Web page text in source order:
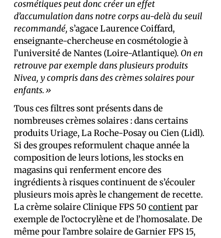
cosmétiques peut donc créer un effet
d’accumulation dans notre corps au-delà du seuil
recommandé, s’agace Laurence Coiffard,
enseignante-chercheuse en cosmétologie à
l’université de Nantes (Loire-Atlantique). On en
retrouve par exemple dans plusieurs produits
Nivea, y compris dans des crèmes solaires pour
enfants.»
Tous ces filtres sont présents dans de
nombreuses crèmes solaires : dans certains
produits Uriage, La Roche-Posay ou Cien (Lidl).
Si des groupes reformulent chaque année la
composition de leurs lotions, les stocks en
magasins qui renferment encore des
ingrédients à risques continuent de s’écouler
plusieurs mois après le changement de recette.
La crème solaire Clinique FPS 50 contientpar
exemple de l’octocrylène et de l’homosalate. De
même pour l’ambre solaire de Garnier FPS 15,